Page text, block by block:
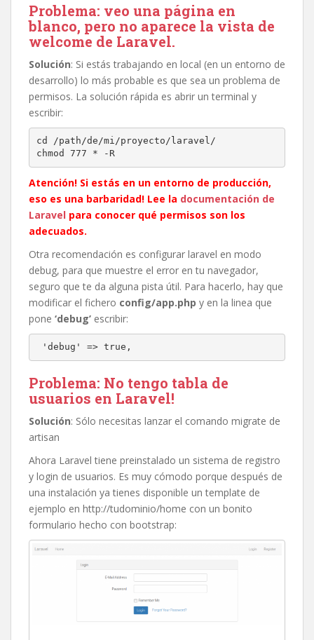
Problema: veo una página en
blanco, pero no aparece la vista de
welcome de Laravel.
Solución: Si estás trabajando en local (en un entorno de
desarrollo) lo más probable es que sea un problema de
permisos. La solución rápida es abrir un terminal y
escribir:
cd /path/de/mi/proyecto/laravel/
chmod 777 * -R
Atención! Si estás en un entorno de producción,
eso es una barbaridad! Lee la documentación de
Laravel para conocer qué permisos son los
adecuados.
Otra recomendación es configurar laravel en modo
debug, para que muestre el error en tu navegador,
seguro que te da alguna pista útil. Para hacerlo, hay que
modificar el fichero config/app.php y en la linea que
pone ‘debug’ escribir:
'debug' => true,
Problema: No tengo tabla de
usuarios en Laravel!
Solución: Sólo necesitas lanzar el comando migrate de
artisan
Ahora Laravel tiene preinstalado un sistema de registro
y login de usuarios. Es muy cómodo porque después de
una instalación ya tienes disponible un template de
ejemplo en http://tudominio/home con un bonito
formulario hecho con bootstrap: